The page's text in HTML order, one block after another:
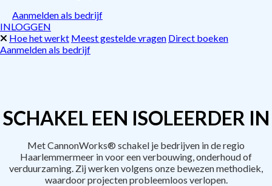
Aanmelden als bedrijf
INLOGGEN
Hoe het werkt Meest gestelde vragen Direct boeken
Aanmelden als bedrijf
SCHAKEL EEN ISOLEERDER IN
Met CannonWorks® schakel je bedrijven in de regio
Haarlemmermeer in voor een verbouwing, onderhoud of
verduurzaming. Zij werken volgens onze bewezen methodiek,
waardoor projecten probleemloos verlopen.